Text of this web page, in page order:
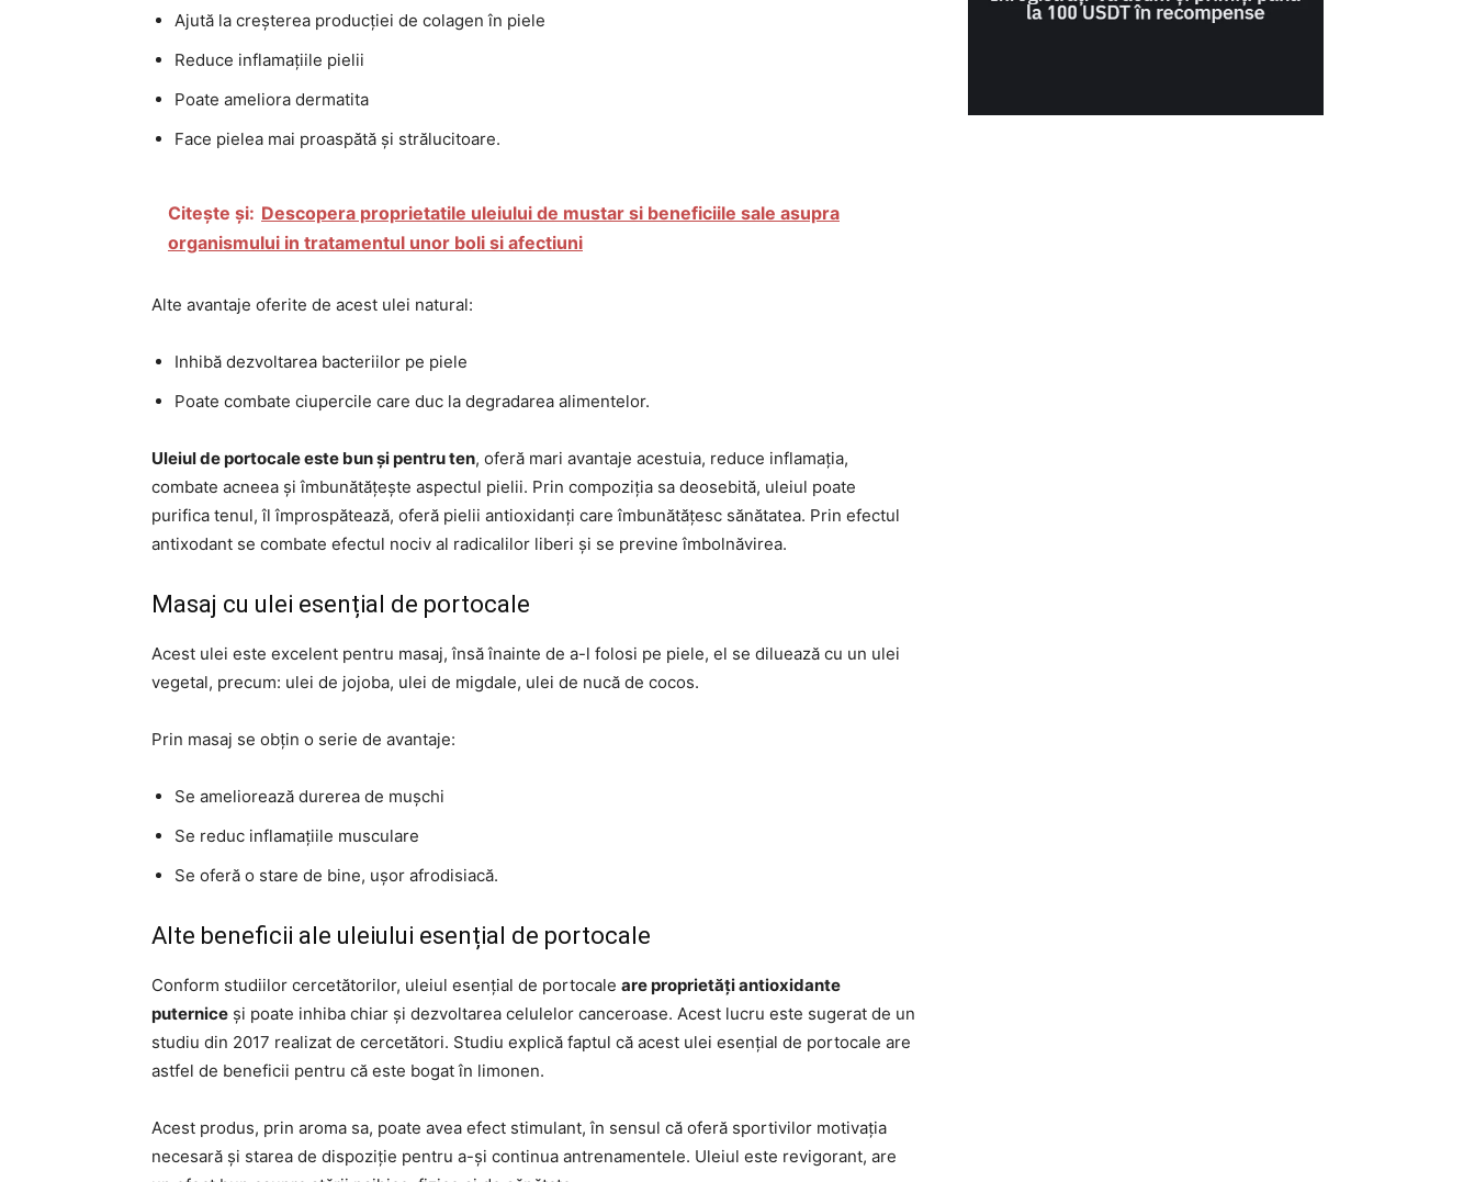
Ajută la creșterea producției de colagen în piele
Reduce inflamațiile pielii
Poate ameliora dermatita
Face pielea mai proaspătă și strălucitoare.
Citește și: Descopera proprietatile uleiului de mustar si beneficiile sale asupra
organismului in tratamentul unor boli si afectiuni
Alte avantaje oferite de acest ulei natural:
Inhibă dezvoltarea bacteriilor pe piele
Poate combate ciupercile care duc la degradarea alimentelor.
Uleiul de portocale este bun și pentru ten, oferă mari avantaje acestuia, reduce inflamația,
combate acneea și îmbunătățește aspectul pielii. Prin compoziția sa deosebită, uleiul poate
purifica tenul, îl împrospătează, oferă pielii antioxidanți care îmbunătățesc sănătatea. Prin efectul
antixodant se combate efectul nociv al radicalilor liberi și se previne îmbolnăvirea.
Masaj cu ulei esențial de portocale
Acest ulei este excelent pentru masaj, însă înainte de a-l folosi pe piele, el se diluează cu un ulei
vegetal, precum: ulei de jojoba, ulei de migdale, ulei de nucă de cocos.
Prin masaj se obțin o serie de avantaje:
Se ameliorează durerea de mușchi
Se reduc inflamațiile musculare
Se oferă o stare de bine, ușor afrodisiacă.
Alte beneficii ale uleiului esențial de portocale
Conform studiilor cercetătorilor, uleiul esențial de portocale are proprietăți antioxidante
puternice și poate inhiba chiar și dezvoltarea celulelor canceroase. Acest lucru este sugerat de un
studiu din 2017 realizat de cercetători. Studiu explică faptul că acest ulei esențial de portocale are
astfel de beneficii pentru că este bogat în limonen.
Acest produs, prin aroma sa, poate avea efect stimulant, în sensul că oferă sportivilor motivația
necesară și starea de dispoziție pentru a-și continua antrenamentele. Uleiul este revigorant, are